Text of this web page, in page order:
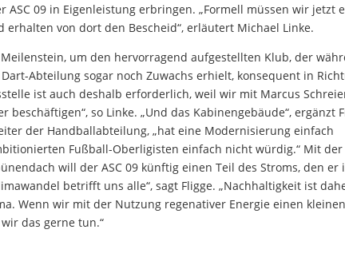
ASC 09 in Eigenleistung erbringen. „Formell müssen wir jetzt
von dort den Bescheid“, erläutert Michael Linke.
um den hervorragend aufgestellten Klub, der
Abteilung sogar noch Zuwachs erhielt, konsequent in
ist auch deshalb erforderlich, weil wir mit Marcus
so Linke. „Und das Kabinengebäude“, ergänzt
der Handballabteilung, „hat eine Modernisierung einfach
Fußball-Oberligisten einfach nicht würdig.“ Mit der
will der ASC 09 künftig einen Teil des Stroms, den er
betrifft uns alle“, sagt Fligge. „Nachhaltigkeit ist
Wenn wir mit der Nutzung regenativer Energie einen kleinen
das gerne tun.“